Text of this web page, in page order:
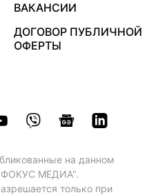
ВАКАНСИИ
ДОГОВОР ПУБЛИЧНОЙ
ОФЕРТЫ
на данном
МЕДИА".
только при